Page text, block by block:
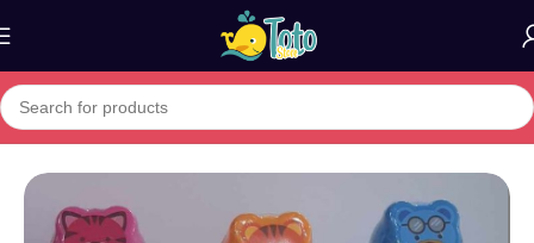
Home»Boutique»BABY PUR BIBERON PP AVEC ANSES